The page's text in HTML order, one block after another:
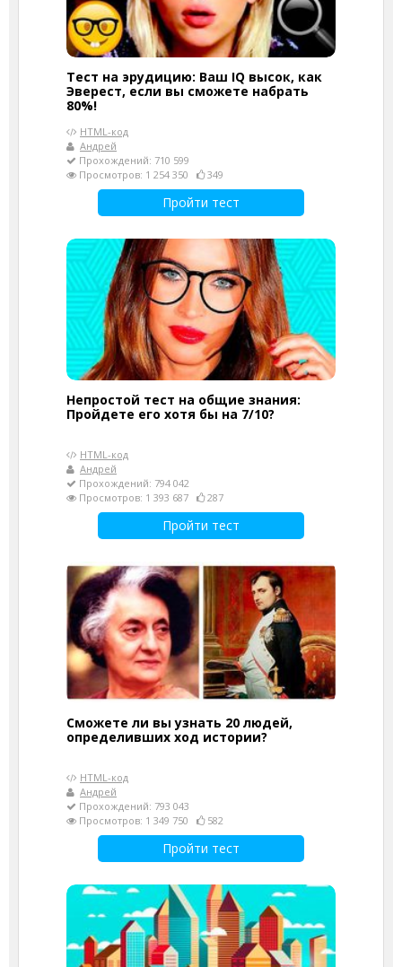
Тест на эрудицию: Ваш IQ высок, как
Эверест, если вы сможете набрать
80%!
HTML-код
Андрей
Прохождений: 710 599
Просмотров: 1 254 350
349
Пройти тест
Непростой тест на общие знания:
Пройдете его хотя бы на 7/10?
HTML-код
Андрей
Прохождений: 794 042
Просмотров: 1 393 687
287
Пройти тест
Сможете ли вы узнать 20 людей,
определивших ход истории?
HTML-код
Андрей
Прохождений: 793 043
Просмотров: 1 349 750
582
Пройти тест